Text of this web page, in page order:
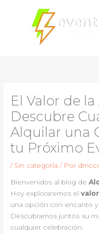
contenido
El Valor de
Descubre
Alquilar una
tu Próximo
/ Sin categoría / Por
Bienvenidos al blog de
Hoy exploraremos el
una opción con encanto
Descubramos juntos su
cualquier celebración.